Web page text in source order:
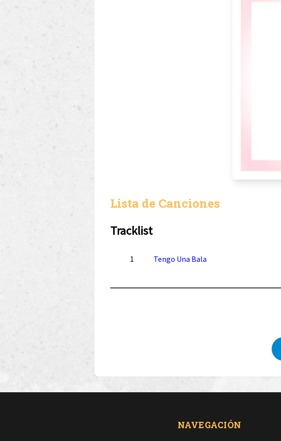
Lista de Canciones
Tracklist
1 Tengo Una Bala
NAVEGACIÓN